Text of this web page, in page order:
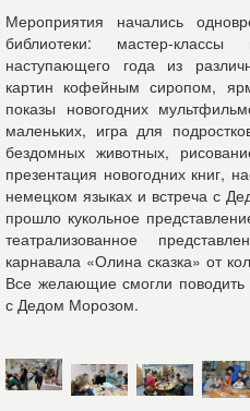
Мероприятия начались
библиотеки: мастер-
наступающего года из
картин кофейным сиропом,
показы новогодних
маленьких, игра для
бездомных животных,
презентация новогодних книг,
немецком языках и встреча с
прошло кукольное
театрализованное
карнавала «Олина сказка» от
Все желающие смогли поводить
с Дедом Морозом.